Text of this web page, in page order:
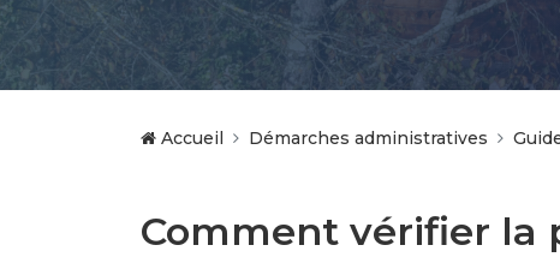
Accueil Démarches administratives
Comment vérifier la